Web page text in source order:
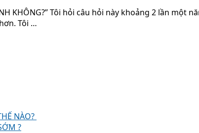
KHÔNG?” Tôi hỏi câu hỏi này khoảng 2 lần một
Tôi …
NÀO?
?